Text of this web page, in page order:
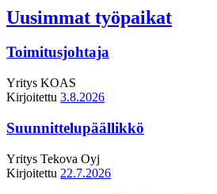
Uusimmat työpaikat
Toimitusjohtaja
Yritys KOAS
Kirjoitettu 3.8.2026
Suunnittelupäällikkö
Yritys Tekova Oyj
Kirjoitettu 22.7.2026